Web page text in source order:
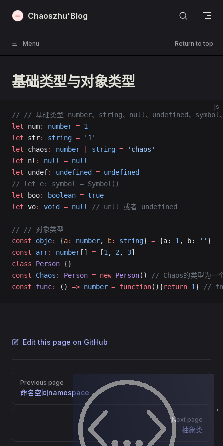
Skip to content
Chaoszhu'Blog
Menu Return to top
基础类型与对象类型
js
// // 基础类型 number、string、null、undefined、symbol
let num: number = 1
let str: string = '1'
let chaos : number string = 'chaos'
let nl : null = null
let undef: undefined = undefined
// let e: symbol = Symbol()
let boo: boolean = true
let vo: void = null // unll 或者 undefined
// // 对象类型
const obje: {a: number, b: string} = {a: 1 , b: '' }
const arr: number [] = [1 , 2 , 3]
class Person {}
const Chaos : Person = new Person()
// Chaos的类型为一
const func: () => number = function(){return 1} // fn
Edit this page on GitHub
Pager
Previous page
命名空间namespace
Next page
抽象类